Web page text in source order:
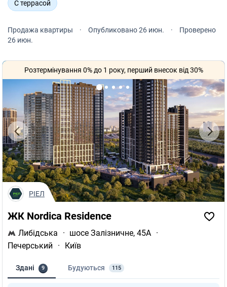
С террасой
Продажа квартиры · Опубликовано 26 июн. ·
Проверено
26 июн.
ЖК Nordica Residence
Либідська · шосе Залізничне, 45А ·
Печерський
· Київ
Здані 9 Будуються 115
Розтермінування 0% до 1 року, перший внесок від 30%
РІЕЛ